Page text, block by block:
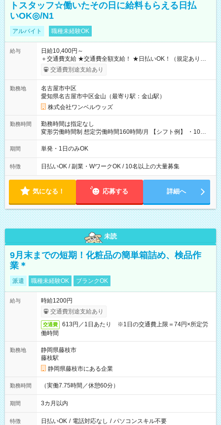
トスタッフ☆働いたその日に給料もらえる日払
いOK◎/N1
アルバイト 職種未経験OK
給与
日給10,400円～
＋交通費支給 ★交通費全額支給！ ★日払いOK！（規定あり） ┗
働いたその日に現金GET♪ お仕事後はコンビニATMから 日払
交通費別途支給あり
勤務地
名古屋市中区
愛知県名古屋市中区金山（最寄り駅：金山駅）
株式会社ワンベルウッズ
勤務時間
勤務時間は指定なし
変形労働時間制 想定労働時間160時間/月 【シフト例】 ・10：
00～20：00
期間 単発・1日のみOK
特徴 日払いOK / 副業・WワークOK / 10名以上の大量募集
気になる！ 応募する 詳細へ
未読
9月末までの短期！化粧品の簡単箱詰め、検品作
業＊
派遣 職種未経験OK ブランクOK
給与
時給1200円
交通費別途支給あり
交通費
613円／1日あたり ※1日の交通費上限＝74円×所定労
働時間
勤務地
静岡県藤枝市
藤枝駅
静岡県藤枝市にある企業
勤務時間 （実働7.75時間／休憩60分）
期間 3カ月以内
特徴 日払いOK / 電話対応なし / パソコンスキル不要